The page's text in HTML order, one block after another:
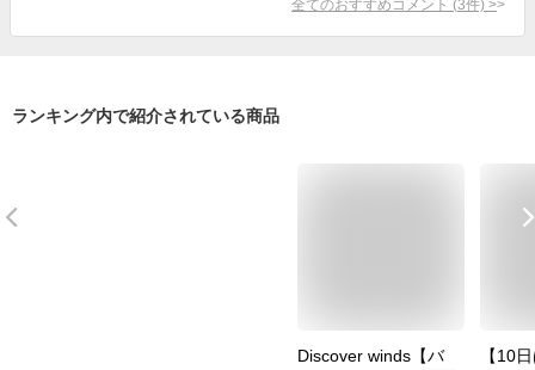
全てのおすすめコメント (3件) >
ランキング内で紹介されている商品
Discover winds【バ
【10